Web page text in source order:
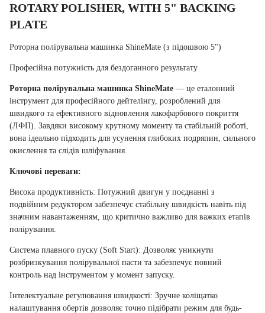
ROTARY POLISHER, WITH 5" BACKING
PLATE
Роторна полірувальна машинка ShineMate (з підошвою 5")
Професійна потужність для бездоганного результату
Роторна полірувальна машинка ShineMate — це еталонний
інструмент для професійного дейтелінгу, розроблений для
швидкого та ефективного відновлення лакофарбового покриття
(ЛФП). Завдяки високому крутному моменту та стабільній роботі,
вона ідеально підходить для усунення глибоких подряпин, сильного
окислення та слідів шліфування.
Ключові переваги:
Висока продуктивність: Потужний двигун у поєднанні з
подвійним редуктором забезпечує стабільну швидкість навіть під
значним навантаженням, що критично важливо для важких етапів
полірування.
Система плавного пуску (Soft Start): Дозволяє уникнути
розбризкування полірувальної пасти та забезпечує повний
контроль над інструментом у момент запуску.
Інтелектуальне регулювання швидкості: Зручне коліщатко
налаштування обертів дозволяє точно підібрати режим для будь-